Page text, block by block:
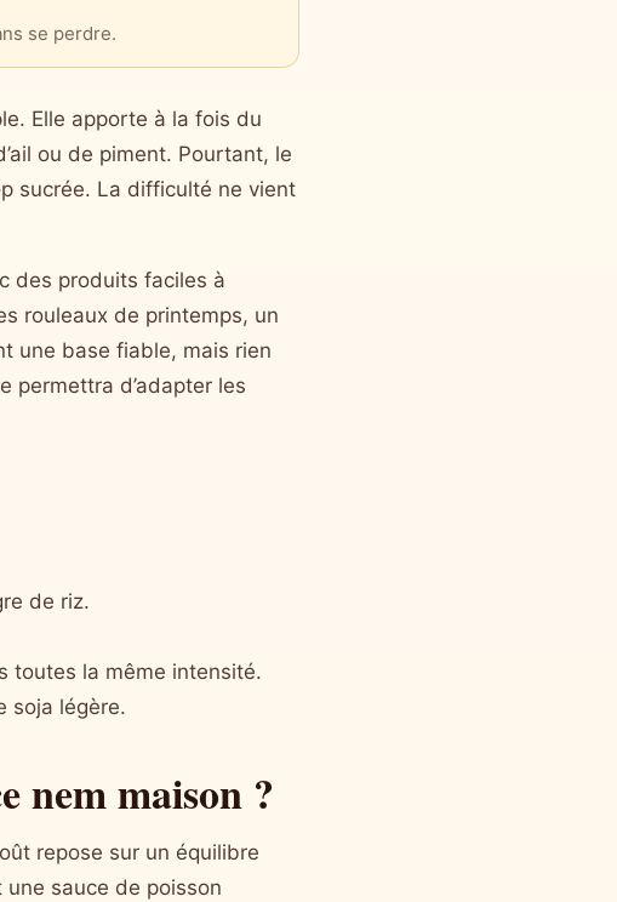
se perdre.
Elle apporte à la fois du
ou de piment. Pourtant, le
sucrée. La difficulté ne vient
des produits faciles à
rouleaux de printemps, un
une base fiable, mais rien
permettra d’adapter les
de riz.
toutes la même intensité.
soja légère.
nem maison ?
repose sur un équilibre
une sauce de poisson